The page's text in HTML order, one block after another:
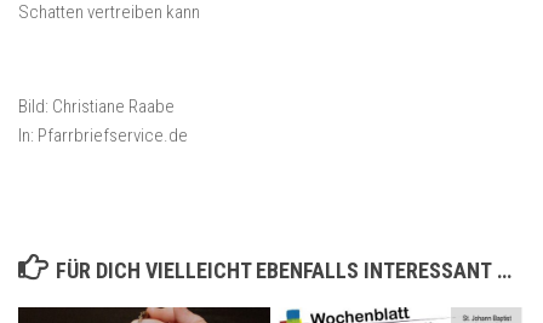
Schatten vertreiben kann
Bild: Christiane Raabe
In: Pfarrbriefservice.de
FÜR DICH VIELLEICHT EBENFALLS INTERESSANT …